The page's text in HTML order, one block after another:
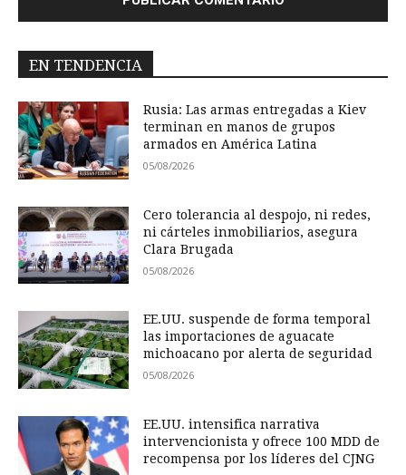
EN TENDENCIA
Rusia: Las armas entregadas a Kiev
terminan en manos de grupos
armados en América Latina
05/08/2026
Cero tolerancia al despojo, ni redes,
ni cárteles inmobiliarios, asegura
Clara Brugada
05/08/2026
EE.UU. suspende de forma temporal
las importaciones de aguacate
michoacano por alerta de seguridad
05/08/2026
EE.UU. intensifica narrativa
intervencionista y ofrece 100 MDD de
recompensa por los líderes del CJNG